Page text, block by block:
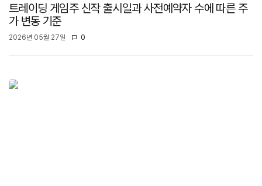
트레이딩 게임주 신작 출시일과 사전예약자 수에 따른 주
가 변동 기준
2026년 05월 27일 0